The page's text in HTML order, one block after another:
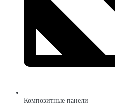
Композитные панели